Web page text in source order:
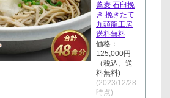
蕎麦 石臼挽
き 挽きたて
九頭龍工房
送料無料
価格：
125,000円
（税込、送
料無料)
(2023/12/28
時点)